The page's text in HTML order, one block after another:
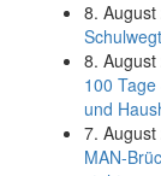
8. August
8. August
100
und
7. August
MAN-